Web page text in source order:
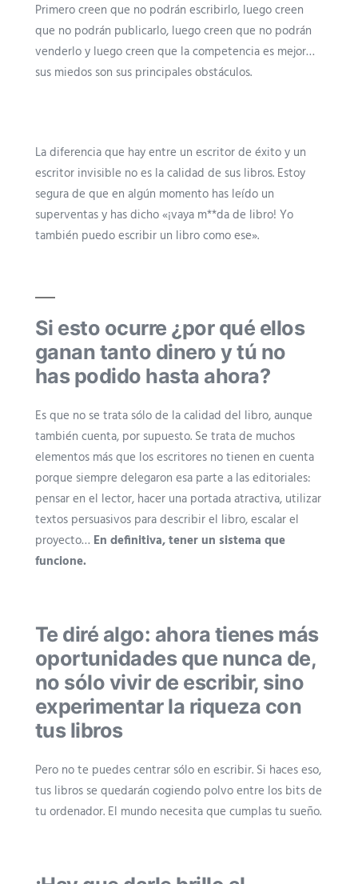
Primero creen que no podrán escribirlo, luego creen
que no podrán publicarlo, luego creen que no podrán
venderlo y luego creen que la competencia es mejor…
sus miedos son sus principales obstáculos.
La diferencia que hay entre un escritor de éxito y un
escritor invisible no es la calidad de sus libros. Estoy
segura de que en algún momento has leído un
superventas y has dicho «¡vaya m**da de libro! Yo
también puedo escribir un libro como ese».
Si esto ocurre ¿por qué ellos
ganan tanto dinero y tú no
has podido hasta ahora?
Es que no se trata sólo de la calidad del libro, aunque
también cuenta, por supuesto. Se trata de muchos
elementos más que los escritores no tienen en cuenta
porque siempre delegaron esa parte a las editoriales:
pensar en el lector, hacer una portada atractiva, utilizar
textos persuasivos para describir el libro, escalar el
proyecto… En definitiva, tener un sistema que
funcione.
Te diré algo: ahora tienes más
oportunidades que nunca de,
no sólo vivir de escribir, sino
experimentar la riqueza con
tus libros
Pero no te puedes centrar sólo en escribir. Si haces eso,
tus libros se quedarán cogiendo polvo entre los bits de
tu ordenador. El mundo necesita que cumplas tu sueño.